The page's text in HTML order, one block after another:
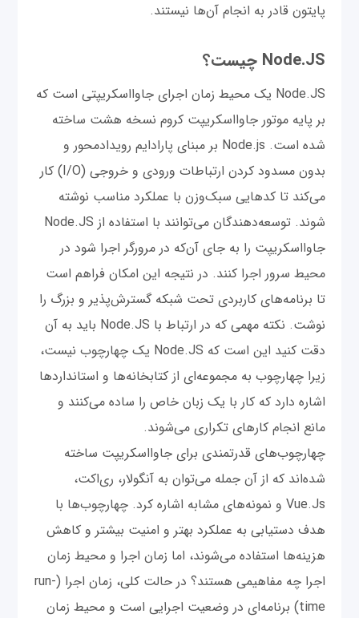
پایتون قادر به انجام آن‌ها نیستند.
Node.JS چیست؟
Node.JS یک محیط زمان اجرای جاوااسکریپتی است که
بر پایه موتور جاوااسکریپت کروم نسخه هشت ساخته
شده است. Node.js بر مبنای پارادایم رویدادمحور و
بدون مسدود کردن ارتباطات ورودی و خروجی (I/O) کار
می‌کند تا کدهایی سبک‌وزن با عملکرد مناسب نوشته
شوند. توسعه‌دهندگان می‌توانند با استفاده از Node.JS
جاوااسکریپت را به جای آن‌که در مرورگر اجرا شود در
محیط سرور اجرا کنند. در نتیجه این امکان فراهم است
تا برنامه‌های کاربردی تحت شبکه گسترش‌پذیر و بزرگ را
نوشت. نکته مهمی که در ارتباط با Node.JS باید به آن
دقت کنید این است که Node.JS یک چهارچوب نیست،
زیرا چهارچوب به مجموعه‌ای از کتابخانه‌ها و استانداردها
اشاره دارد که کار با یک زبان خاص را ساده می‌کنند و
مانع انجام کارهای تکراری می‌شوند.
چهارچوب‌های قدرتمندی برای جاوااسکریپت ساخته
شده‌اند که از آن جمله می‌توان به آنگولار، ری‌اکت،
Vue.Js و نمونه‌های مشابه اشاره کرد. چهارچوب‌ها با
هدف دستیابی به عملکرد بهتر و امنیت بیشتر و کاهش
هزینه‌ها استفاده می‌شوند، اما زمان اجرا و محیط زمان
اجرا چه مفاهیمی هستند؟ در حالت کلی، زمان اجرا (run-
time) برنامه‌ای در وضعیت اجرایی است و محیط زمان